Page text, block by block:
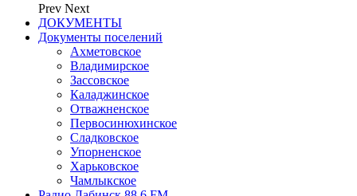
Prev Next
ДОКУМЕНТЫ
Документы поселений
Ахметовское
Владимирское
Зассовское
Каладжинское
Отважненское
Первосинюхинское
Сладковское
Упорненское
Харьковское
Чамлыкское